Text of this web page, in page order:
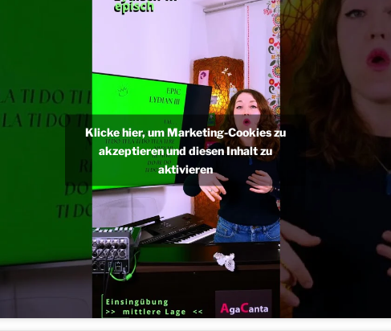
Klicke hier, um Marketing-Cookies zu
akzeptieren und diesen Inhalt zu
aktivieren